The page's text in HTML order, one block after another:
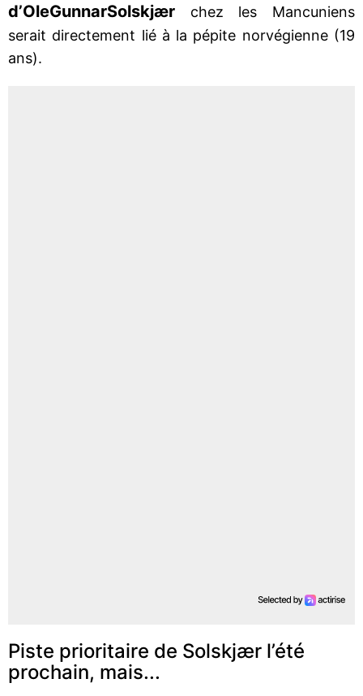
d’OleGunnarSolskjær chez les Mancuniens
serait directement lié à la pépite norvégienne (19
ans).
Piste prioritaire de Solskjær l’été
prochain, mais...